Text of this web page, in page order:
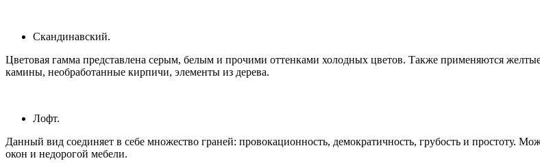
Скандинавский.
Цветовая гамма представлена серым, белым и прочими оттенками холодных цветов. Также применяются
камины, необработанные кирпичи, элементы из дерева.
Лофт.
Данный вид соединяет в себе множество граней: провокационность, демократичность, грубость и простоту.
окон и недорогой мебели.